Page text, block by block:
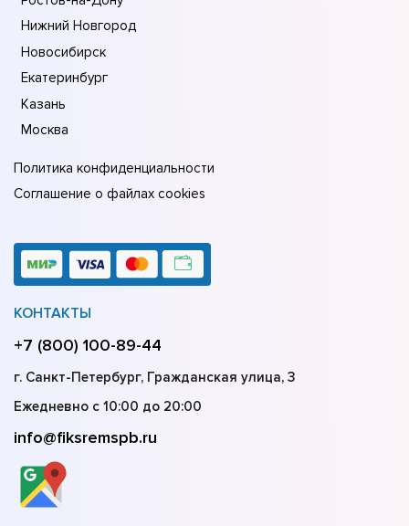
Нижний Новгород
Новосибирск
Екатеринбург
Казань
Москва
Политика конфиденциальности
Соглашение о файлах cookies
КОНТАКТЫ
+7 (800) 100-89-44
г. Санкт-Петербург, Гражданская улица, 3
Ежедневно с 10:00 до 20:00
info@fiksremspb.ru